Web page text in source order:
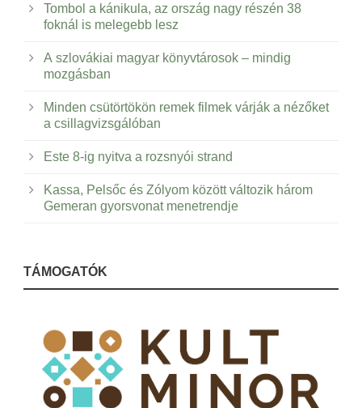
Tombol a kánikula, az ország nagy részén 38
foknál is melegebb lesz
A szlovákiai magyar könyvtárosok – mindig
mozgásban
Minden csütörtökön remek filmek várják a nézőket
a csillagvizsgálóban
Este 8-ig nyitva a rozsnyói strand
Kassa, Pelsőc és Zólyom között változik három
Gemeran gyorsvonat menetrendje
TÁMOGATÓK